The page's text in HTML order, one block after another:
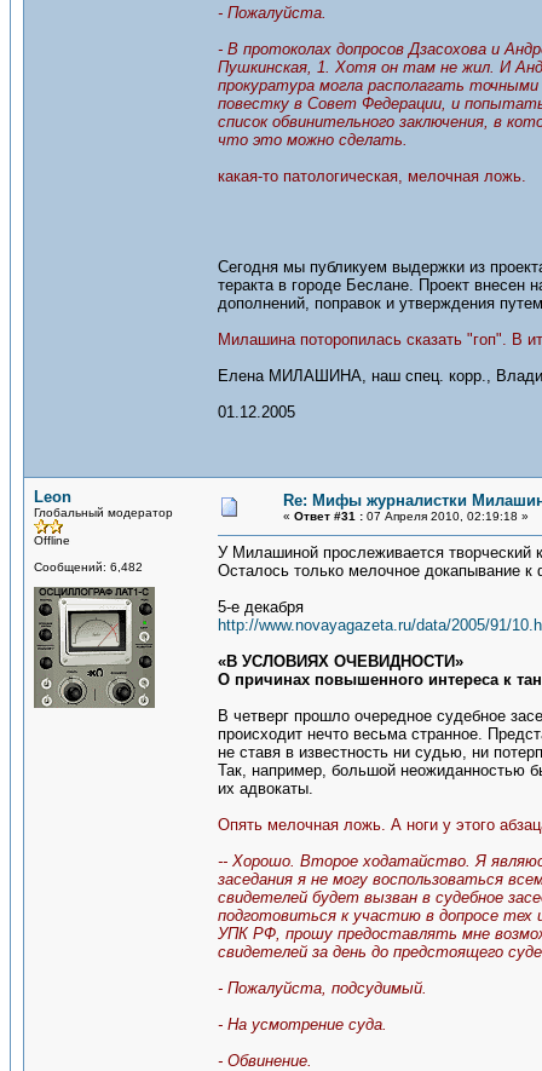
- Пожалуйста.
- В протоколах допросов Дзасохова и
Пушкинская, 1. Хотя он там не жил. И
прокуратура могла располагать
повестку в Совет Федерации, и
список обвинительного заключения, в
что это можно сделать.
какая-то патологическая, мелочная ложь.
Сегодня мы публикуем выдержки из
теракта в городе Беслане. Проект внесен
дополнений, поправок и утверждения
Милашина поторопилась сказать "гоп". В
Елена МИЛАШИНА, наш спец. корр.,
01.12.2005
Leon
Глобальный модератор
Offline
Сообщений: 6,482
Re: Мифы журналистки
« Ответ #31 : 07 Апреля 2010, 02:19:18 »
У Милашиной прослеживается
Осталось только мелочное докапывание
5-е декабря
http://www.novayagazeta.ru/data/2005/91/
«В УСЛОВИЯХ ОЧЕВИДНОСТИ»
О причинах повышенного интереса к
В четверг прошло очередное судебное
происходит нечто весьма странное.
не ставя в известность ни судью, ни
Так, например, большой неожиданностью
их адвокаты.
Опять мелочная ложь. А ноги у этого
-- Хорошо. Второе ходатайство. Я
заседания я не могу воспользоваться
свидетелей будет вызван в судебное
подготовиться к участию в допросе тех
УПК РФ, прошу предоставлять мне
свидетелей за день до предстоящего
- Пожалуйста, подсудимый.
- На усмотрение суда.
- Обвинение.